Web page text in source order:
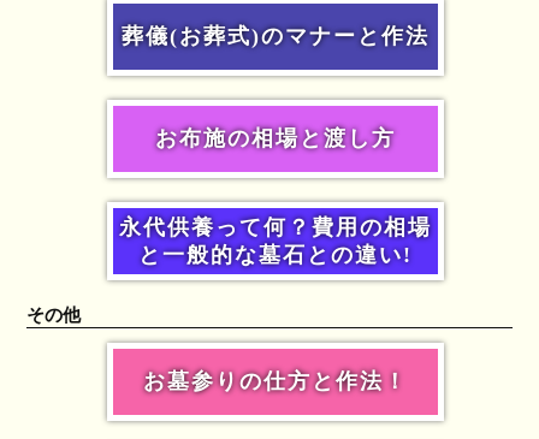
葬儀(お葬式)のマナーと作法
お布施の相場と渡し方
永代供養って何？費用の相場
と一般的な墓石との違い!
その他
お墓参りの仕方と作法！